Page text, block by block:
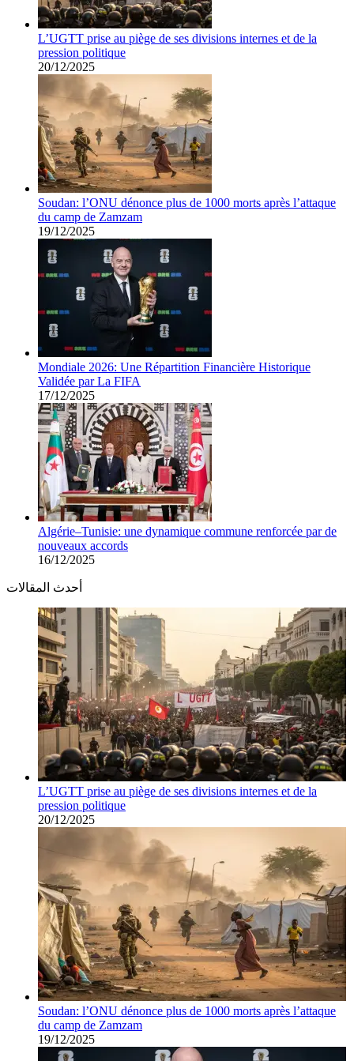
L’UGTT prise au piège de ses divisions internes et de la
pression politique
20/12/2025
Soudan: l’ONU dénonce plus de 1000 morts après l’attaque
du camp de Zamzam
19/12/2025
Mondiale 2026: Une Répartition Financière Historique
Validée par La FIFA
17/12/2025
Algérie–Tunisie: une dynamique commune renforcée par de
nouveaux accords
16/12/2025
أحدث المقالات
L’UGTT prise au piège de ses divisions internes et de la
pression politique
20/12/2025
Soudan: l’ONU dénonce plus de 1000 morts après l’attaque
du camp de Zamzam
19/12/2025